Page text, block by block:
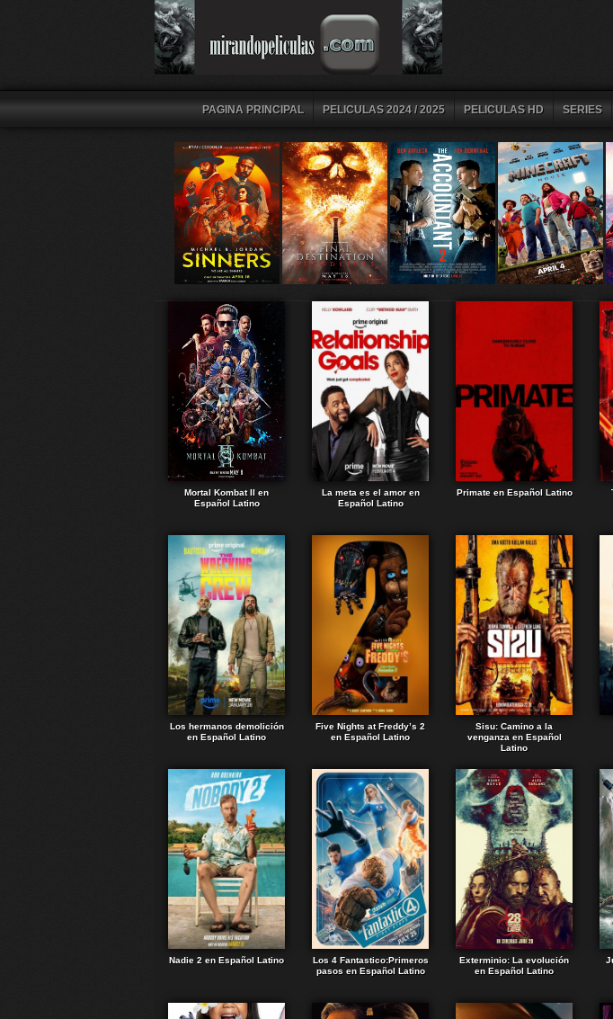
PAGINA PRINCIPAL PELICULAS 2024 / 2025 PELICULAS HD SERIES
Mortal Kombat II en
Español Latino
La meta es el amor en
Español Latino
Primate en Español Latino
Los hermanos demolición
en Español Latino
Five Nights at Freddy’s 2
en Español Latino
Sisu: Camino a la
venganza en Español
Latino
Nadie 2 en Español Latino
Los 4 Fantastico:Primeros
pasos en Español Latino
Exterminio: La evolución
en Español Latino